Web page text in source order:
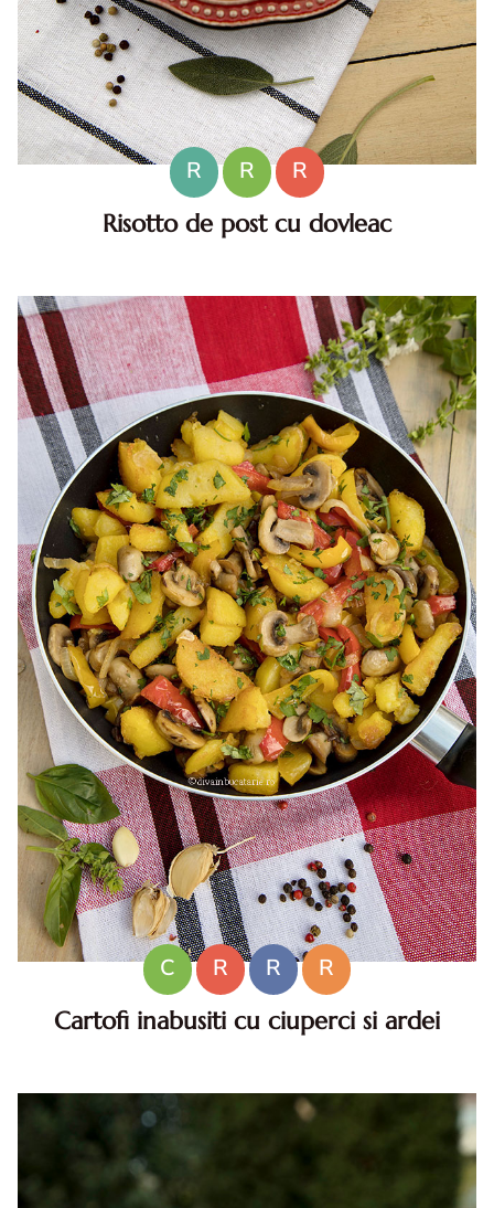
R R
R
Risotto de post cu dovleac
risotto cu dovleac. reteta de orez cu dovleac
C R R
R
Cartofi inabusiti cu ciuperci si ardei
inabusiti cu ciuperci si ardei. Cartofi la tigaie cu ciuperci si